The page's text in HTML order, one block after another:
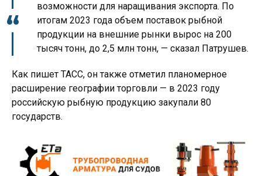
возможности для наращивания экспорта. По
итогам 2023 года объем поставок рыбной
продукции на внешние рынки вырос на 200
тысяч тонн, до 2,5 млн тонн, — сказал Патрушев.
Как пишет ТАСС, он также отметил планомерное
расширение географии торговли — в 2023 году
российскую рыбную продукцию закупали 80
государств.